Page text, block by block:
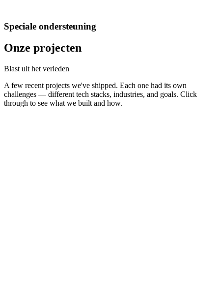
Speciale ondersteuning
Onze projecten
Blast uit het verleden
A few recent projects we've shipped. Each one had its own
challenges — different tech stacks, industries, and goals. Click
through to see what we built and how.